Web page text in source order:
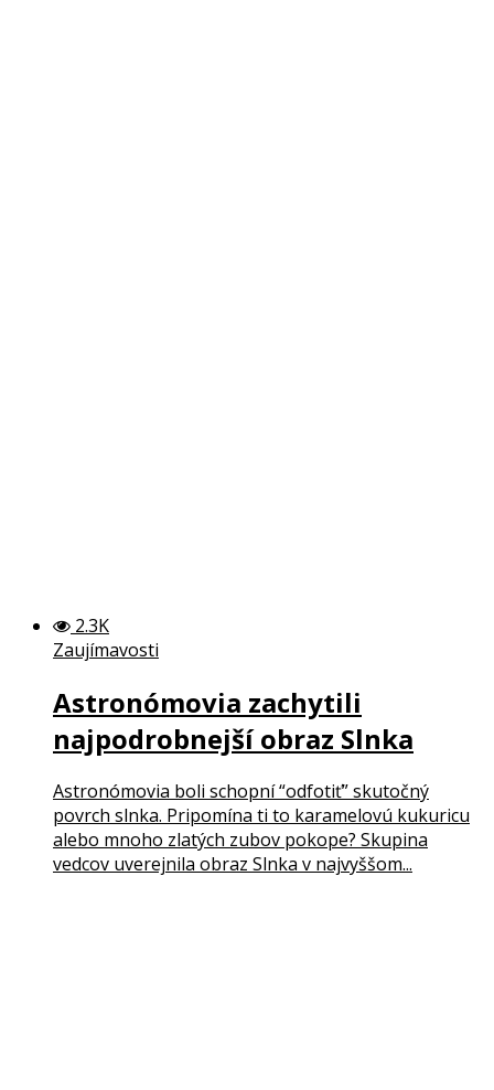
2.3K
Zaujímavosti
Astronómovia zachytili
najpodrobnejší obraz Slnka
Astronómovia boli schopní “odfotiť” skutočný
povrch slnka. Pripomína ti to karamelovú kukuricu
alebo mnoho zlatých zubov pokope? Skupina
vedcov uverejnila obraz Slnka v najvyššom...